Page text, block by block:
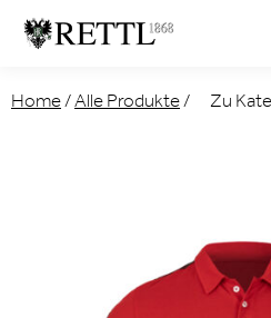
Home / Alle Produkte /